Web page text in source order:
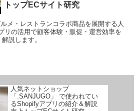
トップECサイト研究
メ・レストランコラボ商品を展開する人
リの活用で顧客体験・販促・運営効率を
説します。
人気ネットショップ
「.SANJUGO」 で使われてい
るShopifyアプリの紹介＆解説